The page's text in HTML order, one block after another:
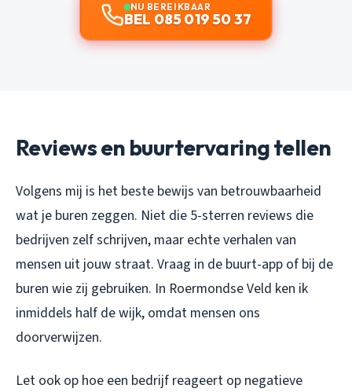
NU BEREIKBAAR
BEL 085 019 50 37
Reviews en buurtervaring tellen
Volgens mij is het beste bewijs van betrouwbaarheid
wat je buren zeggen. Niet die 5-sterren reviews die
bedrijven zelf schrijven, maar echte verhalen van
mensen uit jouw straat. Vraag in de buurt-app of bij de
buren wie zij gebruiken. In Roermondse Veld ken ik
inmiddels half de wijk, omdat mensen ons
doorverwijzen.
Let ook op hoe een bedrijf reageert op negatieve